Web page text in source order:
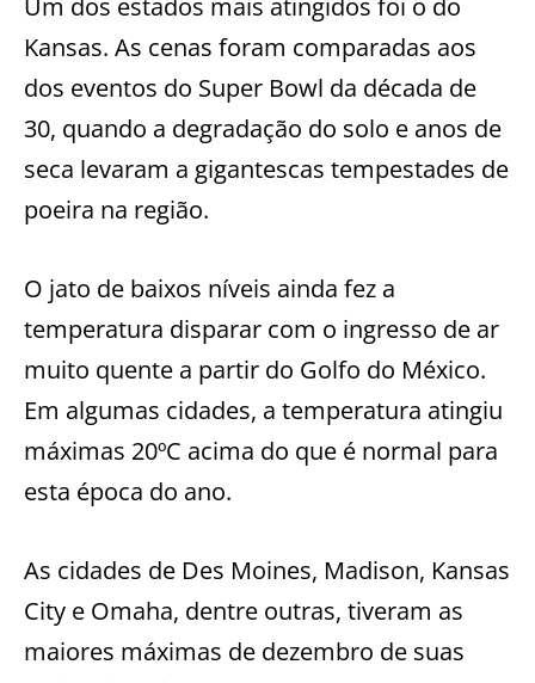
Um dos estados mais atingidos foi o do
Kansas. As cenas foram comparadas aos
dos eventos do Super Bowl da década de
30, quando a degradação do solo e anos de
seca levaram a gigantescas tempestades de
poeira na região.
O jato de baixos níveis ainda fez a
temperatura disparar com o ingresso de ar
muito quente a partir do Golfo do México.
Em algumas cidades, a temperatura atingiu
máximas 20ºC acima do que é normal para
esta época do ano.
As cidades de Des Moines, Madison, Kansas
City e Omaha, dentre outras, tiveram as
maiores máximas de dezembro de suas